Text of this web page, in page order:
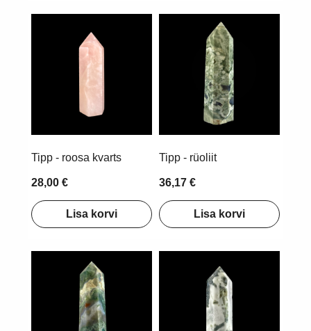
Tipp - roosa kvarts
28,00 €
Lisa korvi
Tipp - rüoliit
36,17 €
Lisa korvi